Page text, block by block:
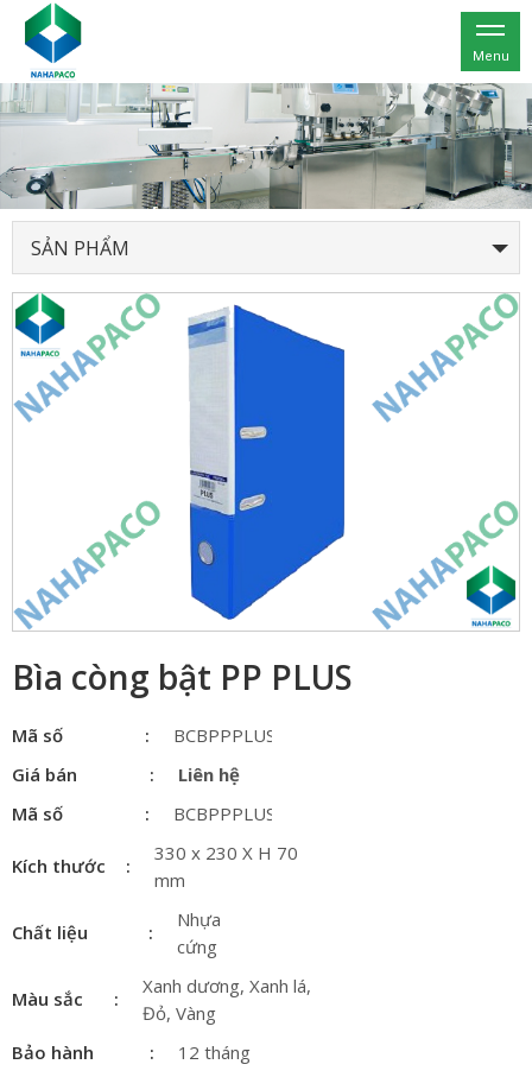
Menu
SẢN PHẨM
Bìa còng bật PP PLUS
Mã số
BCBPPPLUS
Giá bán
Liên hệ
Mã số
BCBPPPLUS
Kích thước
330 x 230 X H 70
mm
Chất liệu
Nhựa
cứng
Màu sắc
Xanh dương, Xanh lá,
Đỏ, Vàng
Bảo hành
12 tháng